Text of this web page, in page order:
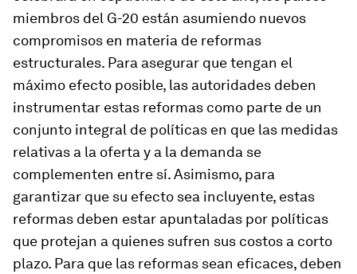
miembros del G-20 están asumiendo nuevos
compromisos en materia de reformas
estructurales. Para asegurar que tengan el
máximo efecto posible, las autoridades deben
instrumentar estas reformas como parte de un
conjunto integral de políticas en que las medidas
relativas a la oferta y a la demanda se
complementen entre sí. Asimismo, para
garantizar que su efecto sea incluyente, estas
reformas deben estar apuntaladas por políticas
que protejan a quienes sufren sus costos a corto
plazo. Para que las reformas sean eficaces, deben